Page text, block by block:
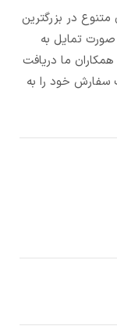
در بزرگترین
تمایل به
ما دریافت
سفارش خود را به